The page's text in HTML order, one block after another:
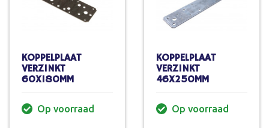
KOPPELPLAAT
VERZINKT
60X180MM
Op voorraad
KOPPELPLAAT
VERZINKT
46X250MM
Op voorraad